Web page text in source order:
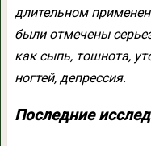
длительном
были отмечены
как сыпь, тошнота,
ногтей, депрессия.
Последние